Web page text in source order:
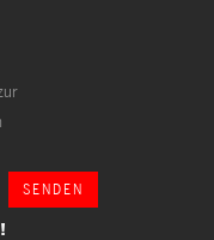
SENDEN